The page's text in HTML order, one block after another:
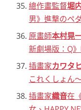
總作畫監督堀
男》進撃のペ
原畫師本村晃
新劇場版：Q
插畫家カワタ
これくしょん
插畫家織音在